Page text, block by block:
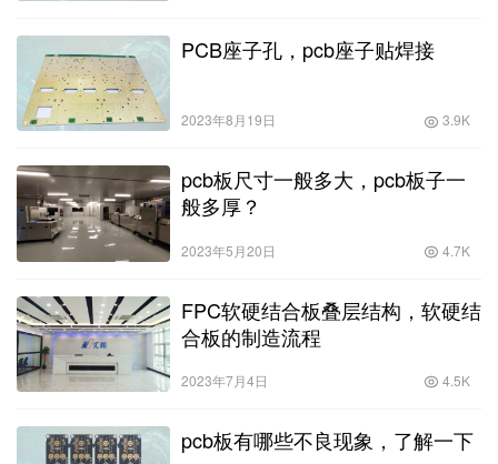
PCB座子孔，pcb座子贴焊接
2023年8月19日 3.9K
pcb板尺寸一般多大，pcb板子一
般多厚？
2023年5月20日 4.7K
FPC软硬结合板叠层结构，软硬结
合板的制造流程
2023年7月4日 4.5K
pcb板有哪些不良现象，了解一下